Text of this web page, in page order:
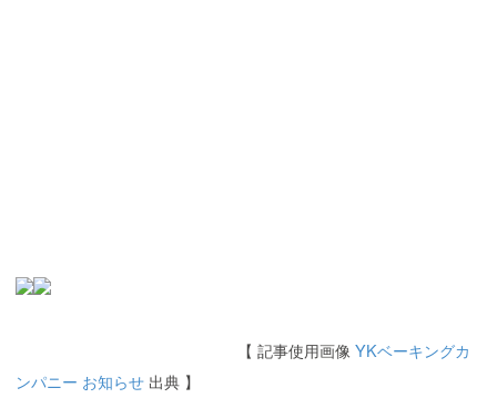
【 記事使用画像 YKベーキングカ
ンパニー お知らせ 出典 】